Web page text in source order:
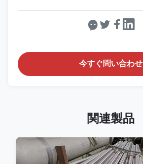
今すぐ問い合わせ
関連製品